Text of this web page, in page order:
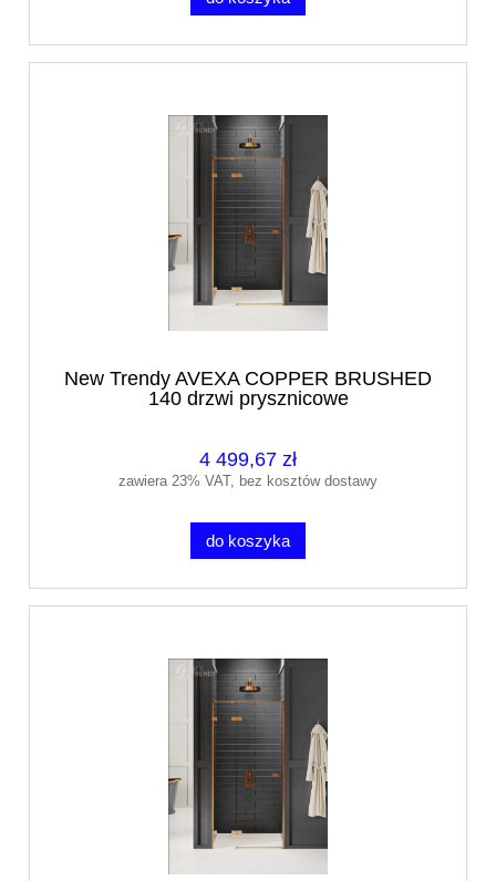
New Trendy AVEXA COPPER BRUSHED
140 drzwi prysznicowe
4 499,67 zł
zawiera 23% VAT, bez kosztów dostawy
do koszyka